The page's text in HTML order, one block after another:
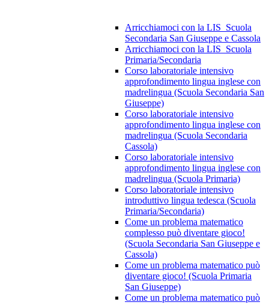
Arricchiamoci con la LIS_Scuola
Secondaria San Giuseppe e Cassola
Arricchiamoci con la LIS_Scuola
Primaria/Secondaria
Corso laboratoriale intensivo
approfondimento lingua inglese con
madrelingua (Scuola Secondaria San
Giuseppe)
Corso laboratoriale intensivo
approfondimento lingua inglese con
madrelingua (Scuola Secondaria
Cassola)
Corso laboratoriale intensivo
approfondimento lingua inglese con
madrelingua (Scuola Primaria)
Corso laboratoriale intensivo
introduttivo lingua tedesca (Scuola
Primaria/Secondaria)
Come un problema matematico
complesso può diventare gioco!
(Scuola Secondaria San Giuseppe e
Cassola)
Come un problema matematico può
diventare gioco! (Scuola Primaria
San Giuseppe)
Come un problema matematico può